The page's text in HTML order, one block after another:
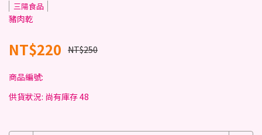
三陽食品
豬肉乾
NT$220 NT$250
商品編號:
供貨狀況: 尚有庫存 48